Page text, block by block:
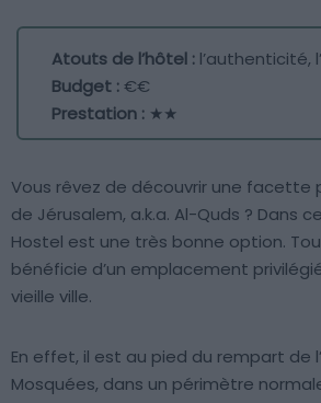
Atouts de l’hôtel : l’authenticité,
Budget :€€
Prestation : ★★
Vous rêvez de découvrir une facette
de Jérusalem, a.k.a. Al-Quds ? Dans
Hostel est une très bonne option.
bénéficie d’un emplacement
vieille ville.
En effet, il est au pied du rempart de
Mosquées, dans un périmètre